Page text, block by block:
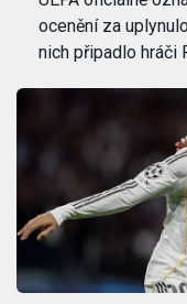
ocenění za
nich připadlo hráči